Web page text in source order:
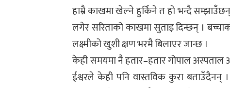
हाम्रै काखमा खेल्ने हुर्किने त हो भन्दै
लगेर सरिताको काखमा सुताइ दिन्छन् ।
लक्ष्मीको खुशी क्षण भरमै बिलाएर जान्छ ।
केही समयमा नै हतार–हतार गोपाल अस्पताल
ईश्वरले केही पनि वास्तविक कुरा